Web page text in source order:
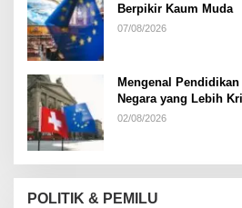
Berpikir Kaum Muda
07/08/2026
Mengenal
Negara yang Lebih
02/08/2026
POLITIK & PEMILU